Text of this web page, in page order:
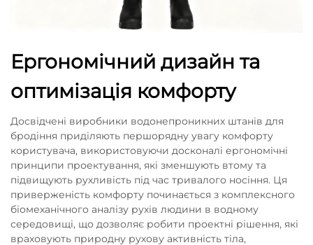
Ергономічний дизайн та
оптимізація комфорту
Досвідчені виробники водонепроникних штанів для
бродіння приділяють першорядну увагу комфорту
користувача, використовуючи досконалі ергономічні
принципи проектування, які зменшують втому та
підвищують рухливість під час тривалого носіння. Ця
приверженість комфорту починається з комплексного
біомеханічного аналізу рухів людини в водному
середовищі, що дозволяє робити проектні рішення, які
враховують природну рухову активність тіла,